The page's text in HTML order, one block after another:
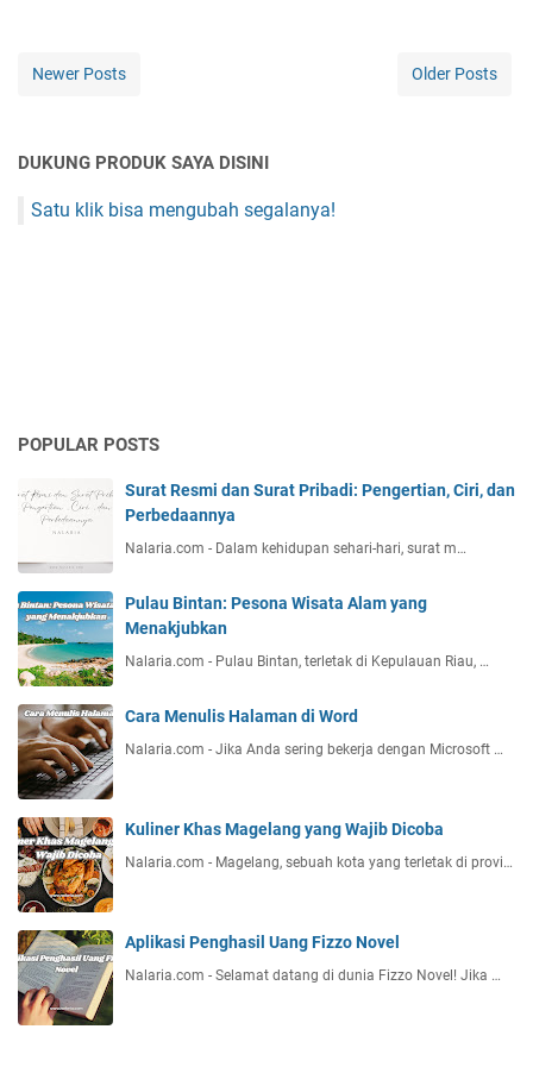
Newer Posts Older Posts
DUKUNG PRODUK SAYA DISINI
Satu klik bisa mengubah segalanya!
POPULAR POSTS
Surat Resmi dan Surat Pribadi: Pengertian, Ciri, dan
Perbedaannya
Nalaria.com - Dalam kehidupan sehari-hari, surat m…
Pulau Bintan: Pesona Wisata Alam yang
Menakjubkan
Nalaria.com - Pulau Bintan, terletak di Kepulauan Riau, …
Cara Menulis Halaman di Word
Nalaria.com - Jika Anda sering bekerja dengan Microsoft …
Kuliner Khas Magelang yang Wajib Dicoba
Nalaria.com - Magelang, sebuah kota yang terletak di provi…
Aplikasi Penghasil Uang Fizzo Novel
Nalaria.com - Selamat datang di dunia Fizzo Novel! Jika …